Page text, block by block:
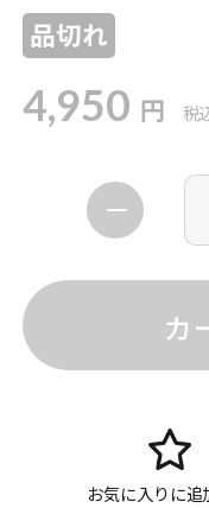
品切れ
4,950 円 税
カ
お気に入りに追